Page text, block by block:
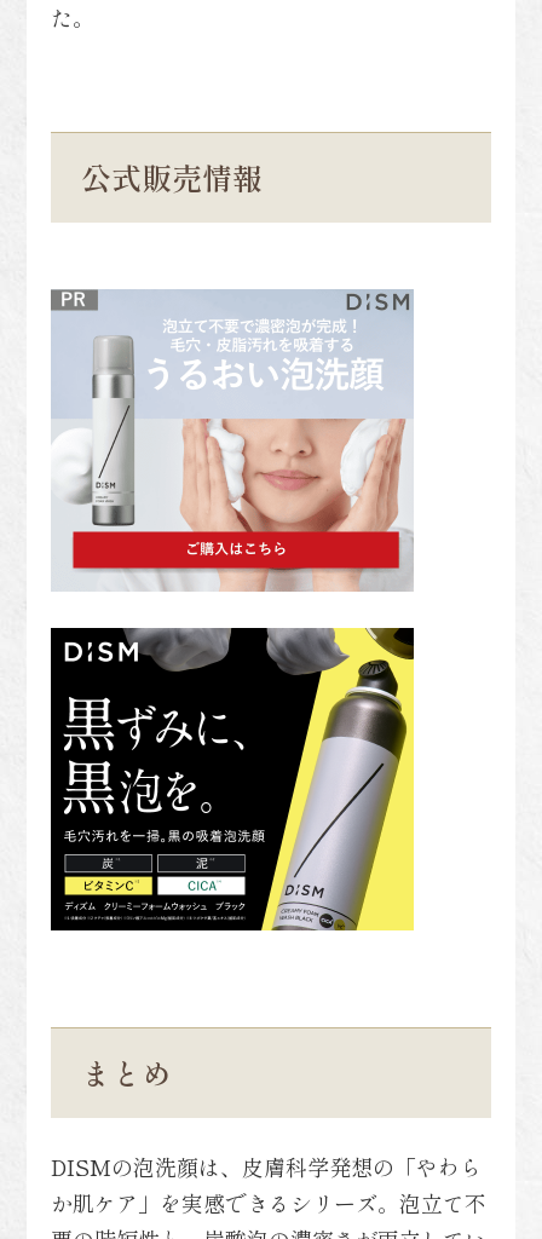
た。
公式販売情報
まとめ
DISMの泡洗顔は、皮膚科学発想の「やわら
か肌ケア」を実感できるシリーズ。泡立て不